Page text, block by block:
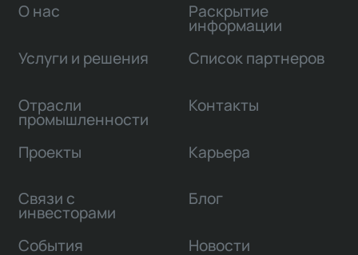
О нас
Услуги и решения
Отрасли
промышленности
Проекты
Связи с
инвесторами
Раскрытие
информации
Список партнеров
Контакты
Карьера
Блог
События Новости